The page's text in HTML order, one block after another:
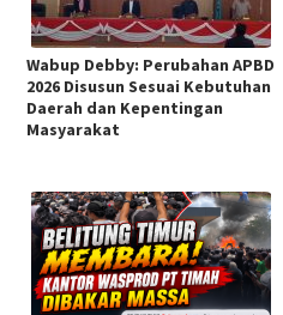
Wabup Debby: Perubahan APBD
2026 Disusun Sesuai Kebutuhan
Daerah dan Kepentingan
Masyarakat